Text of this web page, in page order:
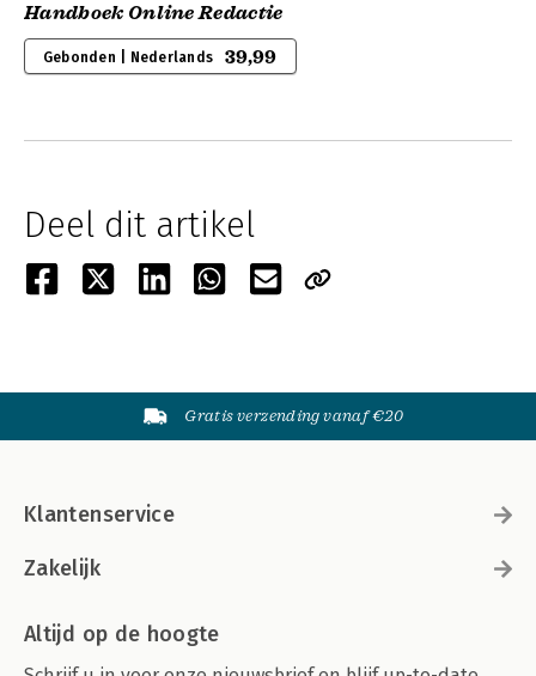
Handboek Online Redactie
Gebonden | Nederlands 39,99
Deel dit artikel
Gratis verzending vanaf €20
Klantenservice
Zakelijk
Altijd op de hoogte